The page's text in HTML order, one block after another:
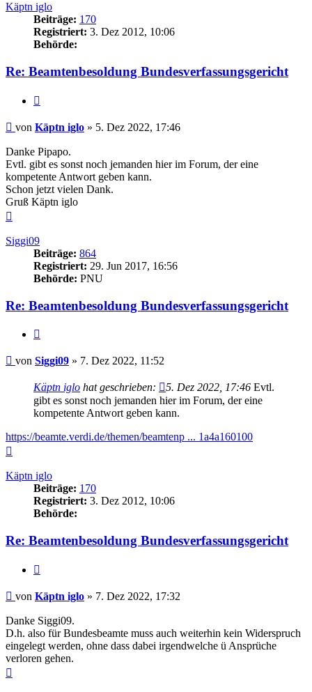
Käptn iglo
Beiträge: 170
Registriert: 3. Dez 2012, 10:06
Behörde:
Re: Beamtenbesoldung Bundesverfassungsgericht
Beitrag
von Käptn iglo » 5. Dez 2022, 17:46
Danke Pipapo.
Evtl. gibt es sonst noch jemanden hier im Forum, der eine
kompetente Antwort geben kann.
Schon jetzt vielen Dank.
Gruß Käptn iglo
Siggi09
Beiträge: 864
Registriert: 29. Jun 2017, 16:56
Behörde: PNU
Re: Beamtenbesoldung Bundesverfassungsgericht
Beitrag
von Siggi09 » 7. Dez 2022, 11:52
Käptn iglo hat geschrieben: 5. Dez 2022, 17:46 Evtl.
gibt es sonst noch jemanden hier im Forum, der eine
kompetente Antwort geben kann.
https://beamte.verdi.de/themen/beamtenp ... 1a4a160100
Käptn iglo
Beiträge: 170
Registriert: 3. Dez 2012, 10:06
Behörde:
Re: Beamtenbesoldung Bundesverfassungsgericht
Beitrag
von Käptn iglo » 7. Dez 2022, 17:32
Danke Siggi09.
D.h. also für Bundesbeamte muss auch weiterhin kein Widerspruch
eingelegt werden, ohne dass dabei irgendwelche ü Ansprüche
verloren gehen.